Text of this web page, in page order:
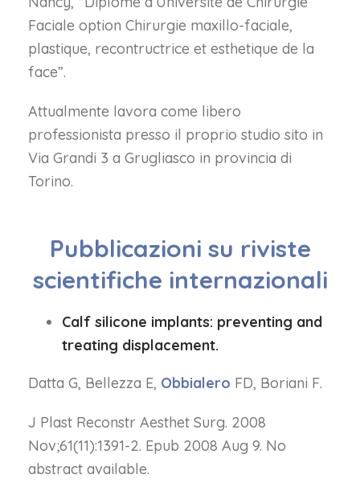
Faciale option Chirurgie maxillo-faciale,
plastique, recontructrice et esthetique de la
face”.
Attualmente lavora come libero
professionista presso il proprio studio sito in
Via Grandi 3 a Grugliasco in provincia di
Torino.
Pubblicazioni su riviste
scientifiche internazionali
Calf silicone implants: preventing and
treating displacement.
Datta G, Bellezza E, Obbialero FD, Boriani F.
J Plast Reconstr Aesthet Surg. 2008
Nov;61(11):1391-2. Epub 2008 Aug 9. No
abstract available.